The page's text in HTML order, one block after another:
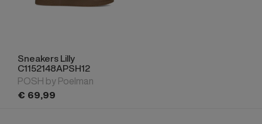
Sneakers Lilly
C1152148APSH12
POSH by Poelman
€ 69,99